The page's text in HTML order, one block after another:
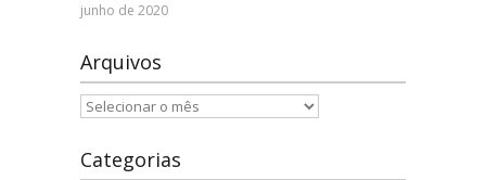
junho de 2020
Arquivos
Arquivos
Categorias